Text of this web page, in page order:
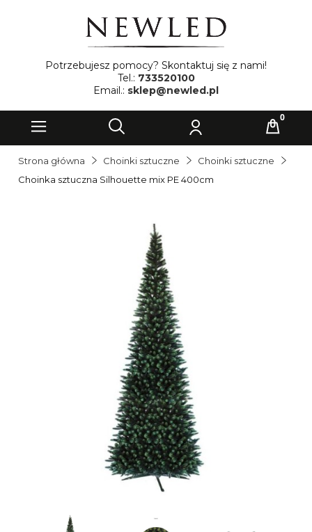
Potrzebujesz pomocy? Skontaktuj się z nami!
Tel.: 733520100
Email.: sklep@newled.pl
Strona główna Choinki sztuczne
Choinki sztuczne
Choinka sztuczna Silhouette mix PE 400cm